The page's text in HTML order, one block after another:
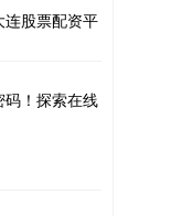
连股票配资平
码！探索在线